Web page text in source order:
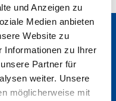
und Anzeigen zu
Medien anbieten
Website zu
Informationen zu Ihrer
Partner für
weiter. Unsere
möglicherweise mit